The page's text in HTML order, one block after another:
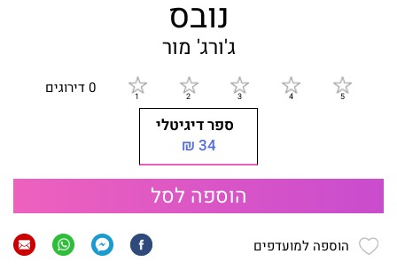
נובס
ג'ורג' מור
0 דירוגים
ספר דיגיטלי
34 ₪
הוספה לסל
הוספה למועדפים